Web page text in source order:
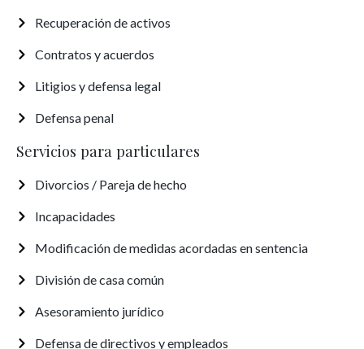
Recuperación de activos
Contratos y acuerdos
Litigios y defensa legal
Defensa penal
Servicios para particulares
Divorcios / Pareja de hecho
Incapacidades
Modificación de medidas acordadas en sentencia
División de casa común
Asesoramiento jurídico
Defensa de directivos y empleados